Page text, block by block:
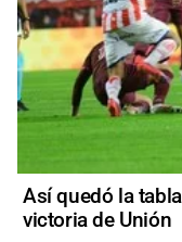
Así quedó la
victoria de Unión